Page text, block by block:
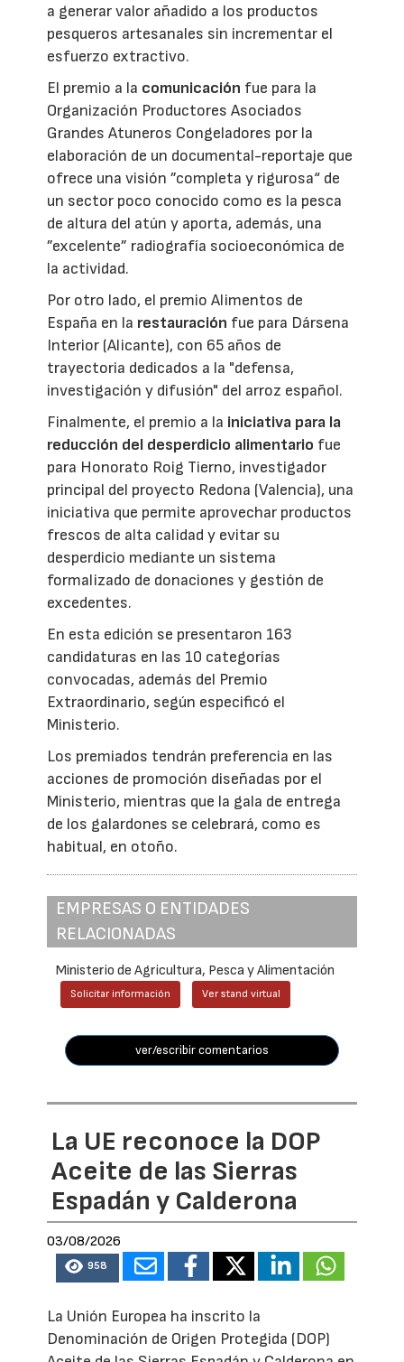
a generar valor añadido a los productos
pesqueros artesanales sin incrementar el
esfuerzo extractivo.
El premio a la comunicación fue para la
Organización Productores Asociados
Grandes Atuneros Congeladores por la
elaboración de un documental-reportaje que
ofrece una visión ”completa y rigurosa“ de
un sector poco conocido como es la pesca
de altura del atún y aporta, además, una
”excelente” radiografía socioeconómica de
la actividad.
Por otro lado, el premio Alimentos de
España en la restauración fue para Dársena
Interior (Alicante), con 65 años de
trayectoria dedicados a la "defensa,
investigación y difusión" del arroz español.
Finalmente, el premio a la iniciativa para la
reducción del desperdicio alimentario fue
para Honorato Roig Tierno, investigador
principal del proyecto Redona (Valencia), una
iniciativa que permite aprovechar productos
frescos de alta calidad y evitar su
desperdicio mediante un sistema
formalizado de donaciones y gestión de
excedentes.
En esta edición se presentaron 163
candidaturas en las 10 categorías
convocadas, además del Premio
Extraordinario, según especificó el
Ministerio.
Los premiados tendrán preferencia en las
acciones de promoción diseñadas por el
Ministerio, mientras que la gala de entrega
de los galardones se celebrará, como es
habitual, en otoño.
EMPRESAS O ENTIDADES
RELACIONADAS
Ministerio de Agricultura, Pesca y Alimentación
Solicitar información Ver stand virtual
ver/escribir comentarios
La UE reconoce la DOP
Aceite de las Sierras
Espadán y Calderona
03/08/2026
958
La Unión Europea ha inscrito la
Denominación de Origen Protegida (DOP)